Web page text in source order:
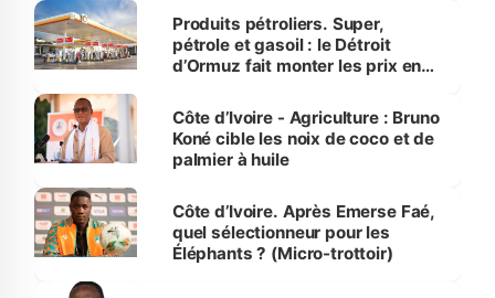
menacées
Produits pétroliers. Super,
pétrole et gasoil : le Détroit
d’Ormuz fait monter les prix en
Côte d’Ivoire - Agriculture : Bruno
Koné cible les noix de coco et de
palmier à huile
Côte d’Ivoire. Après Emerse Faé,
quel sélectionneur pour les
Éléphants ? (Micro-trottoir)